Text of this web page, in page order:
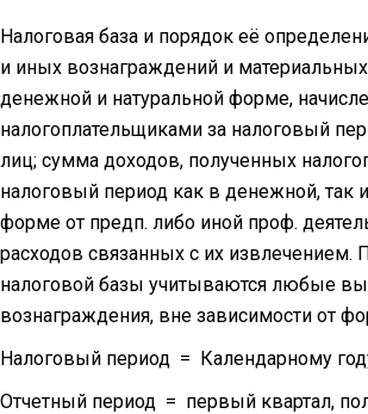
Налоговая база и порядок её
и иных вознаграждений и
денежной и натуральной форме,
налогоплательщиками за налоговый
лиц; сумма доходов, полученных
налоговый период как в денежной, так
форме от предп. либо иной проф.
расходов связанных с их извлечением.
налоговой базы учитываются любые
вознаграждения, вне зависимости от
Налоговый период = Календарному
Отчетный период = первый квартал,